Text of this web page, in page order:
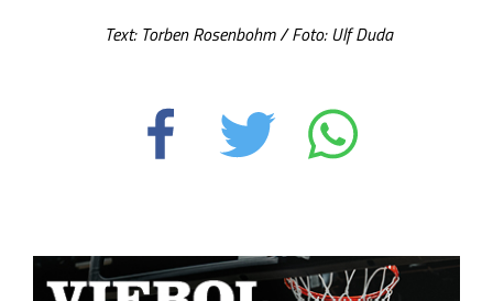
Text: Torben Rosenbohm / Foto: Ulf Duda